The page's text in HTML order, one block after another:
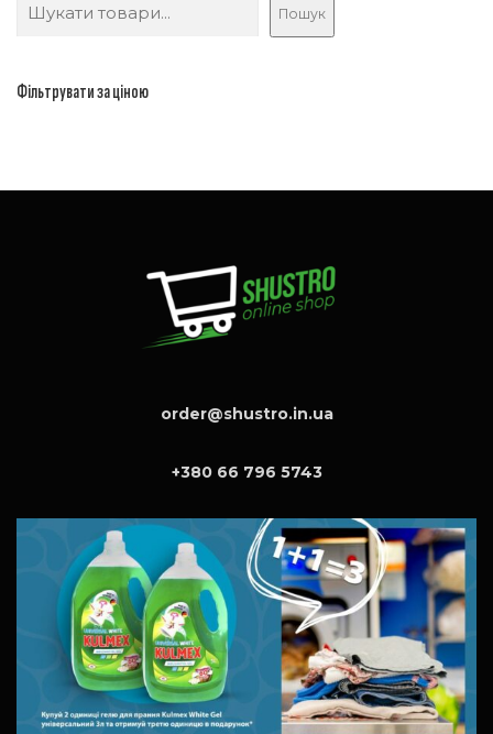
Пошук
Фільтрувати за ціною
order@shustro.in.ua
+380 66 796 5743